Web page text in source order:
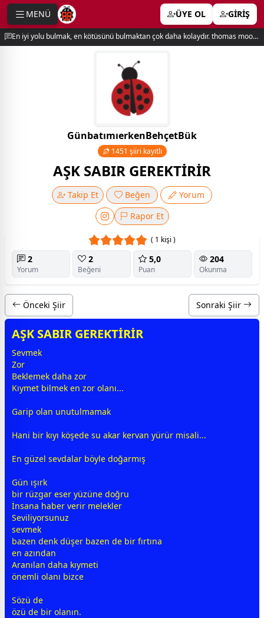
MENÜ ÜYE OL GİRİŞ
En iyi yolu bulmak, en kötüsünü bulmaktan çok daha kolaydır. thomas moore
GünbatımıerkenBehçetBük
1451 şiiri kayıtlı
AŞK SABIR GEREKTİRİR
Takip Et Beğen
Yorum
Rapor Et
( 1 kişi )
2
Yorum
2
Beğeni
5,0
Puan
204
Okunma
Önceki Şiir Sonraki Şiir
AŞK SABIR GEREKTİRİR
Sevmek
Zor
Beklemek daha zor
Kıymet bilmek en zor olanı...
Garip olan unutulmamak
Hani bir kıyı köşede su akar kervan yürür misali...
En güzel sevdalar böyle doğarmış
Gün ışırk
bir rüzgar eser yüzüne doğru
İnsana haber verir melekler
Seviliyorsunuz
sevmek
bazen denk düşer bazen de bir fırtına
en azından
Aranılan daha kıymeti
önemli olanı bizce
Sözü de
özü de bir olanın.
menu